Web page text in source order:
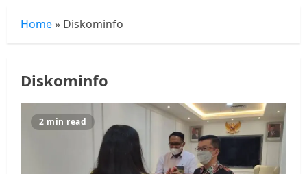
Home » Diskominfo
Diskominfo
2 min read
Datangi Pemko Batam, Warga
Rempang Protes Lahan Mereka
Diambil untuk Sekolah Rakyat